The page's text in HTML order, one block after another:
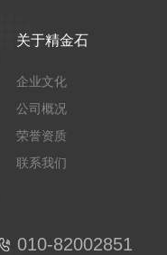
关于精金石
企业文化
公司概况
荣誉资质
联系我们
010-82002851